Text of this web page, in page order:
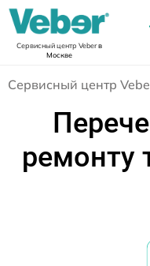
Сервисный центр Veberв
Москве
Сервисный центр
ремонту